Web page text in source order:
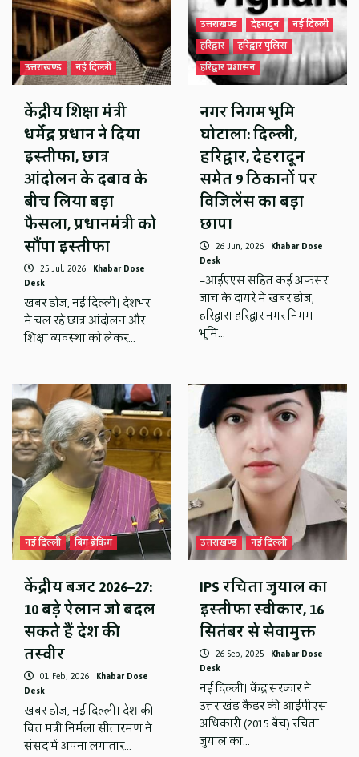
उत्तराखण्ड नई दिल्ली
केंद्रीय शिक्षा मंत्री
धर्मेंद्र प्रधान ने दिया
इस्तीफा, छात्र
आंदोलन के दबाव के
बीच लिया बड़ा
फैसला, प्रधानमंत्री को
सौंपा इस्तीफा
25 Jul, 2026 Khabar Dose
Desk
खबर डोज, नई दिल्ली। देशभर
में चल रहे छात्र आंदोलन और
शिक्षा व्यवस्था को लेकर…
उत्तराखण्ड देहरादून
नई दिल्ली
हरिद्वार
हरिद्वार पुलिस
हरिद्वार प्रशासन
नगर निगम भूमि
घोटाला: दिल्ली,
हरिद्वार, देहरादून
समेत 9 ठिकानों पर
विजिलेंस का बड़ा
छापा
26 Jun, 2026 Khabar Dose
Desk
–आईएएस सहित कई अफसर
जांच के दायरे में खबर डोज,
हरिद्वार। हरिद्वार नगर निगम
भूमि…
नई दिल्ली बिग ब्रेकिंग
केंद्रीय बजट 2026–27:
10 बड़े ऐलान जो बदल
सकते हैं देश की
तस्वीर
01 Feb, 2026 Khabar Dose
Desk
खबर डोज, नई दिल्ली। देश की
वित्त मंत्री निर्मला सीतारमण ने
संसद में अपना लगातार…
उत्तराखण्ड नई दिल्ली
IPS रचिता जुयाल का
इस्तीफा स्वीकार, 16
सितंबर से सेवामुक्त
26 Sep, 2025 Khabar Dose
Desk
नई दिल्ली। केंद्र सरकार ने
उत्तराखंड कैडर की आईपीएस
अधिकारी (2015 बैच) रचिता
जुयाल का…